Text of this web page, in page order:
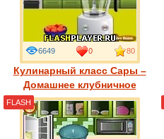
Кулинарный класс Сары –
Домашнее клубничное
мороженое
6649 0 80
FLASH